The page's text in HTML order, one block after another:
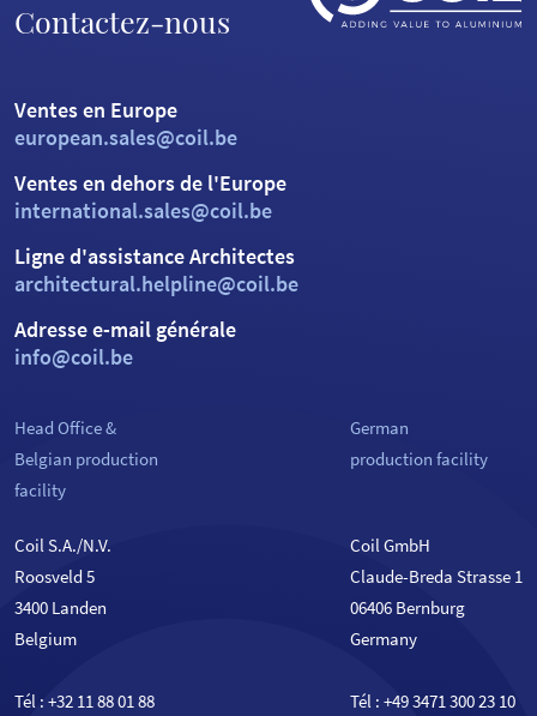
Contactez-nous
Ventes en Europe
european.sales@coil.be
Ventes en dehors de l'Europe
international.sales@coil.be
Ligne d'assistance Architectes
architectural.helpline@coil.be
Adresse e-mail générale
info@coil.be
Head Office &
Belgian production
facility
Coil S.A./N.V.
Roosveld 5
3400 Landen
Belgium
Tél : +32 11 88 01 88
German
production facility
Coil GmbH
Claude-Breda Strasse 1
06406 Bernburg
Germany
Tél : +49 3471 300 23 10